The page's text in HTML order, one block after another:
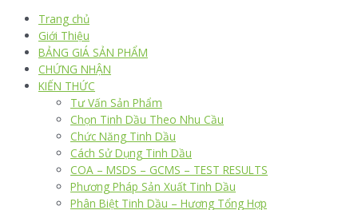
Trang chủ
Giới Thiệu
BẢNG GIÁ SẢN PHẨM
CHỨNG NHẬN
KIẾN THỨC
Tư Vấn Sản Phẩm
Chọn Tinh Dầu Theo Nhu Cầu
Chức Năng Tinh Dầu
Cách Sử Dụng Tinh Dầu
COA – MSDS – GCMS – TEST RESULTS
Phương Pháp Sản Xuất Tinh Dầu
Phân Biệt Tinh Dầu – Hương Tổng Hợp